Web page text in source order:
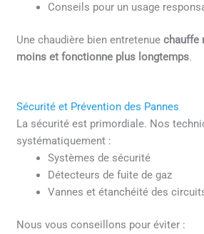
Conseils pour un usage
Une chaudière bien entretenuechauffe
moins et fonctionne plus longtemps.
Sécurité et Prévention des Pannes
La sécurité est primordiale. Nos
systématiquement :
Systèmes de sécurité
Détecteurs de fuite de gaz
Vannes et étanchéité des
Nous vous conseillons pour éviter :